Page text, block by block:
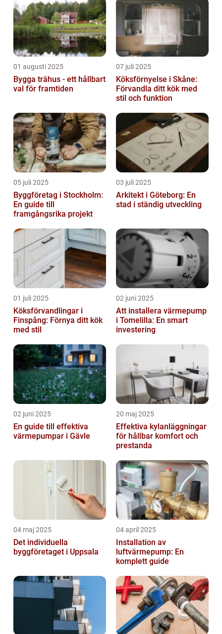
01 augusti 2025
Bygga trähus - ett hållbart
val för framtiden
07 juli 2025
Köksförnyelse i Skåne:
Förvandla ditt kök med
stil och funktion
05 juli 2025
Byggföretag i Stockholm:
En guide till
framgångsrika projekt
03 juli 2025
Arkitekt i Göteborg: En
stad i ständig utveckling
01 juli 2025
Köksförvandlingar i
Finspång: Förnya ditt kök
med stil
02 juni 2025
Att installera värmepump
i Tomelilla: En smart
investering
02 juni 2025
En guide till effektiva
värmepumpar i Gävle
20 maj 2025
Effektiva kylanläggningar
för hållbar komfort och
prestanda
04 maj 2025
Det individuella
byggföretaget i Uppsala
04 april 2025
Installation av
luftvärmepump: En
komplett guide